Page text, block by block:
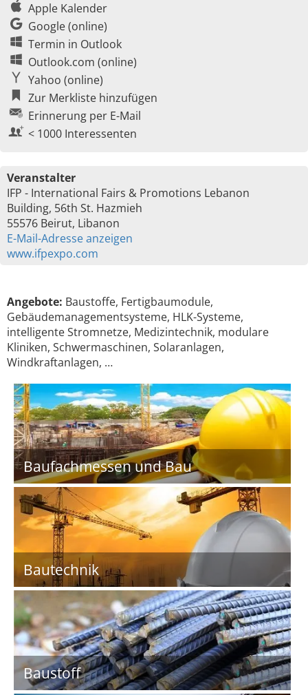
Apple Kalender
Google (online)
Termin in Outlook
Outlook.com (online)
Yahoo (online)
Zur Merkliste hinzufügen
Erinnerung per E-Mail
< 1000 Interessenten
Veranstalter
IFP - International Fairs & Promotions Lebanon
Building, 56th St. Hazmieh
55576 Beirut, Libanon
E-Mail-Adresse anzeigen
www.ifpexpo.com
Angebote: Baustoffe, Fertigbaumodule,
Gebäudemanagementsysteme, HLK-Systeme,
intelligente Stromnetze, Medizintechnik, modulare
Kliniken, Schwermaschinen, Solaranlagen,
Windkraftanlagen, …
Baufachmessen und Bau
Bautechnik
Baustoff